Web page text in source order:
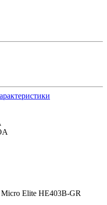
Elite HE403B-GR